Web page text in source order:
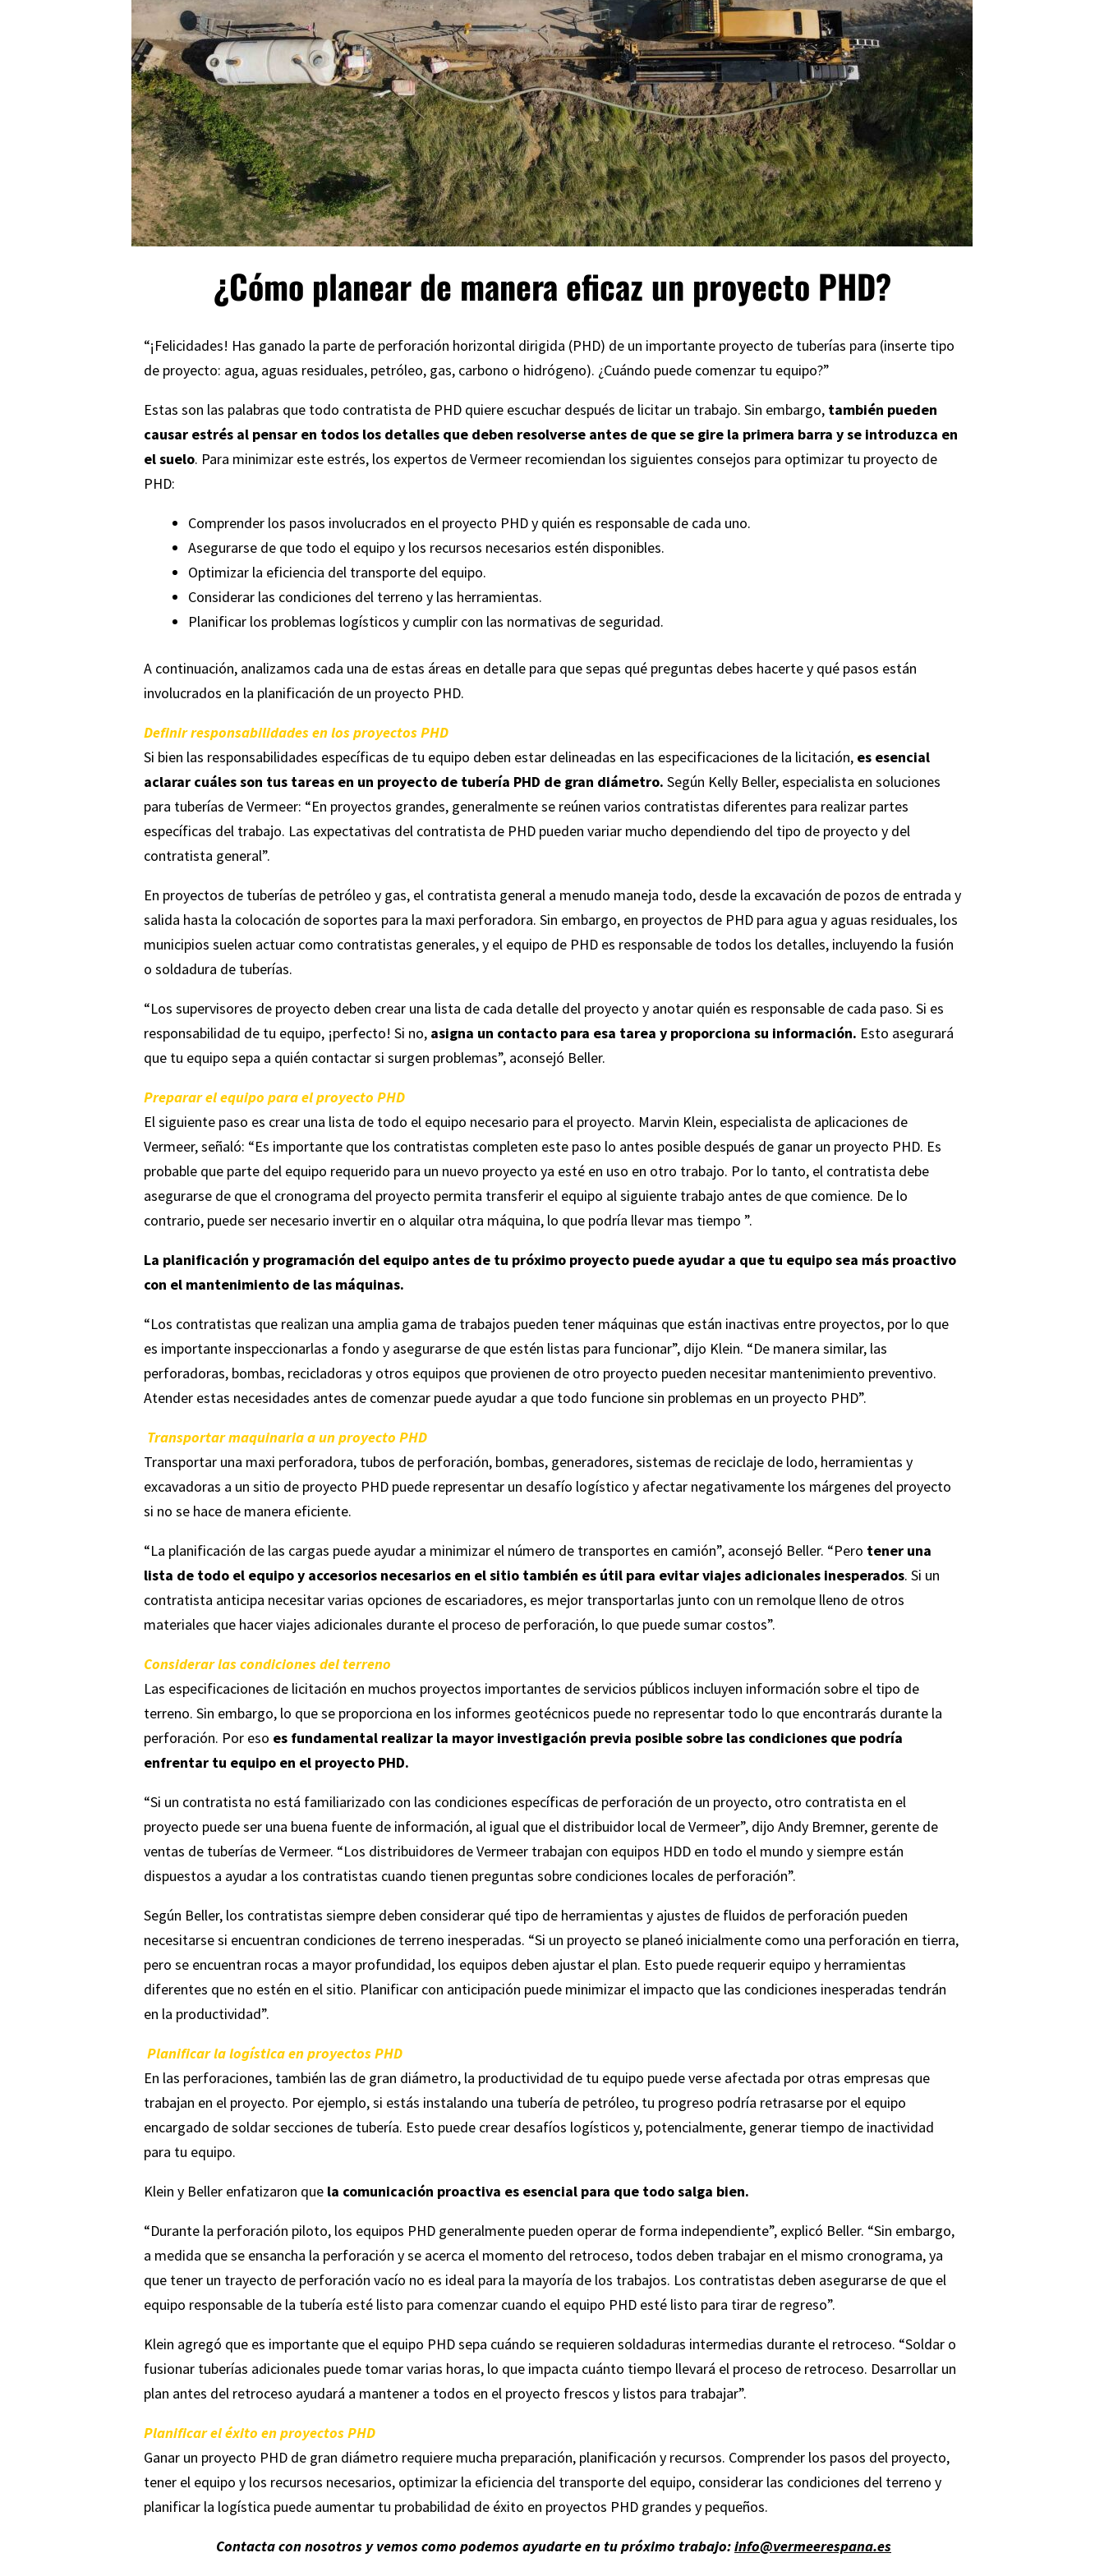
¿Cómo planear de manera eficaz un proyecto PHD?
“¡Felicidades! Has ganado la parte de perforación horizontal dirigida (PHD) de un importante proyecto de tuberías para (inserte tipo
de proyecto: agua, aguas residuales, petróleo, gas, carbono o hidrógeno). ¿Cuándo puede comenzar tu equipo?”
Estas son las palabras que todo contratista de PHD quiere escuchar después de licitar un trabajo. Sin embargo, también pueden
causar estrés al pensar en todos los detalles que deben resolverse antes de que se gire la primera barra y se introduzca en
el suelo. Para minimizar este estrés, los expertos de Vermeer recomiendan los siguientes consejos para optimizar tu proyecto de
PHD:
Comprender los pasos involucrados en el proyecto PHD y quién es responsable de cada uno.
Asegurarse de que todo el equipo y los recursos necesarios estén disponibles.
Optimizar la eficiencia del transporte del equipo.
Considerar las condiciones del terreno y las herramientas.
Planificar los problemas logísticos y cumplir con las normativas de seguridad.
A continuación, analizamos cada una de estas áreas en detalle para que sepas qué preguntas debes hacerte y qué pasos están
involucrados en la planificación de un proyecto PHD.
Definir responsabilidades en los proyectos PHD
Si bien las responsabilidades específicas de tu equipo deben estar delineadas en las especificaciones de la licitación, es esencial
aclarar cuáles son tus tareas en un proyecto de tubería PHD de gran diámetro. Según Kelly Beller, especialista en soluciones
para tuberías de Vermeer: “En proyectos grandes, generalmente se reúnen varios contratistas diferentes para realizar partes
específicas del trabajo. Las expectativas del contratista de PHD pueden variar mucho dependiendo del tipo de proyecto y del
contratista general”.
En proyectos de tuberías de petróleo y gas, el contratista general a menudo maneja todo, desde la excavación de pozos de entrada y
salida hasta la colocación de soportes para la maxi perforadora. Sin embargo, en proyectos de PHD para agua y aguas residuales, los
municipios suelen actuar como contratistas generales, y el equipo de PHD es responsable de todos los detalles, incluyendo la fusión
o soldadura de tuberías.
“Los supervisores de proyecto deben crear una lista de cada detalle del proyecto y anotar quién es responsable de cada paso. Si es
responsabilidad de tu equipo, ¡perfecto! Si no, asigna un contacto para esa tarea y proporciona su información. Esto asegurará
que tu equipo sepa a quién contactar si surgen problemas”, aconsejó Beller.
Preparar el equipo para el proyecto PHD
El siguiente paso es crear una lista de todo el equipo necesario para el proyecto. Marvin Klein, especialista de aplicaciones de
Vermeer, señaló: “Es importante que los contratistas completen este paso lo antes posible después de ganar un proyecto PHD. Es
probable que parte del equipo requerido para un nuevo proyecto ya esté en uso en otro trabajo. Por lo tanto, el contratista debe
asegurarse de que el cronograma del proyecto permita transferir el equipo al siguiente trabajo antes de que comience. De lo
contrario, puede ser necesario invertir en o alquilar otra máquina, lo que podría llevar mas tiempo ”.
La planificación y programación del equipo antes de tu próximo proyecto puede ayudar a que tu equipo sea más proactivo
con el mantenimiento de las máquinas.
“Los contratistas que realizan una amplia gama de trabajos pueden tener máquinas que están inactivas entre proyectos, por lo que
es importante inspeccionarlas a fondo y asegurarse de que estén listas para funcionar”, dijo Klein. “De manera similar, las
perforadoras, bombas, recicladoras y otros equipos que provienen de otro proyecto pueden necesitar mantenimiento preventivo.
Atender estas necesidades antes de comenzar puede ayudar a que todo funcione sin problemas en un proyecto PHD”.
Transportar maquinaria a un proyecto PHD
Transportar una maxi perforadora, tubos de perforación, bombas, generadores, sistemas de reciclaje de lodo, herramientas y
excavadoras a un sitio de proyecto PHD puede representar un desafío logístico y afectar negativamente los márgenes del proyecto
si no se hace de manera eficiente.
“La planificación de las cargas puede ayudar a minimizar el número de transportes en camión”, aconsejó Beller. “Pero tener una
lista de todo el equipo y accesorios necesarios en el sitio también es útil para evitar viajes adicionales inesperados. Si un
contratista anticipa necesitar varias opciones de escariadores, es mejor transportarlas junto con un remolque lleno de otros
materiales que hacer viajes adicionales durante el proceso de perforación, lo que puede sumar costos”.
Considerar las condiciones del terreno
Las especificaciones de licitación en muchos proyectos importantes de servicios públicos incluyen información sobre el tipo de
terreno. Sin embargo, lo que se proporciona en los informes geotécnicos puede no representar todo lo que encontrarás durante la
perforación. Por eso es fundamental realizar la mayor investigación previa posible sobre las condiciones que podría
enfrentar tu equipo en el proyecto PHD.
“Si un contratista no está familiarizado con las condiciones específicas de perforación de un proyecto, otro contratista en el
proyecto puede ser una buena fuente de información, al igual que el distribuidor local de Vermeer”, dijo Andy Bremner, gerente de
ventas de tuberías de Vermeer. “Los distribuidores de Vermeer trabajan con equipos HDD en todo el mundo y siempre están
dispuestos a ayudar a los contratistas cuando tienen preguntas sobre condiciones locales de perforación”.
Según Beller, los contratistas siempre deben considerar qué tipo de herramientas y ajustes de fluidos de perforación pueden
necesitarse si encuentran condiciones de terreno inesperadas. “Si un proyecto se planeó inicialmente como una perforación en tierra,
pero se encuentran rocas a mayor profundidad, los equipos deben ajustar el plan. Esto puede requerir equipo y herramientas
diferentes que no estén en el sitio. Planificar con anticipación puede minimizar el impacto que las condiciones inesperadas tendrán
en la productividad”.
Planificar la logística en proyectos PHD
En las perforaciones, también las de gran diámetro, la productividad de tu equipo puede verse afectada por otras empresas que
trabajan en el proyecto. Por ejemplo, si estás instalando una tubería de petróleo, tu progreso podría retrasarse por el equipo
encargado de soldar secciones de tubería. Esto puede crear desafíos logísticos y, potencialmente, generar tiempo de inactividad
para tu equipo.
Klein y Beller enfatizaron que la comunicación proactiva es esencial para que todo salga bien.
“Durante la perforación piloto, los equipos PHD generalmente pueden operar de forma independiente”, explicó Beller. “Sin embargo,
a medida que se ensancha la perforación y se acerca el momento del retroceso, todos deben trabajar en el mismo cronograma, ya
que tener un trayecto de perforación vacío no es ideal para la mayoría de los trabajos. Los contratistas deben asegurarse de que el
equipo responsable de la tubería esté listo para comenzar cuando el equipo PHD esté listo para tirar de regreso”.
Klein agregó que es importante que el equipo PHD sepa cuándo se requieren soldaduras intermedias durante el retroceso. “Soldar o
fusionar tuberías adicionales puede tomar varias horas, lo que impacta cuánto tiempo llevará el proceso de retroceso. Desarrollar un
plan antes del retroceso ayudará a mantener a todos en el proyecto frescos y listos para trabajar”.
Planificar el éxito en proyectos PHD
Ganar un proyecto PHD de gran diámetro requiere mucha preparación, planificación y recursos. Comprender los pasos del proyecto,
tener el equipo y los recursos necesarios, optimizar la eficiencia del transporte del equipo, considerar las condiciones del terreno y
planificar la logística puede aumentar tu probabilidad de éxito en proyectos PHD grandes y pequeños.
Contacta con nosotros y vemos como podemos ayudarte en tu próximo trabajo:info@vermeerespana.es